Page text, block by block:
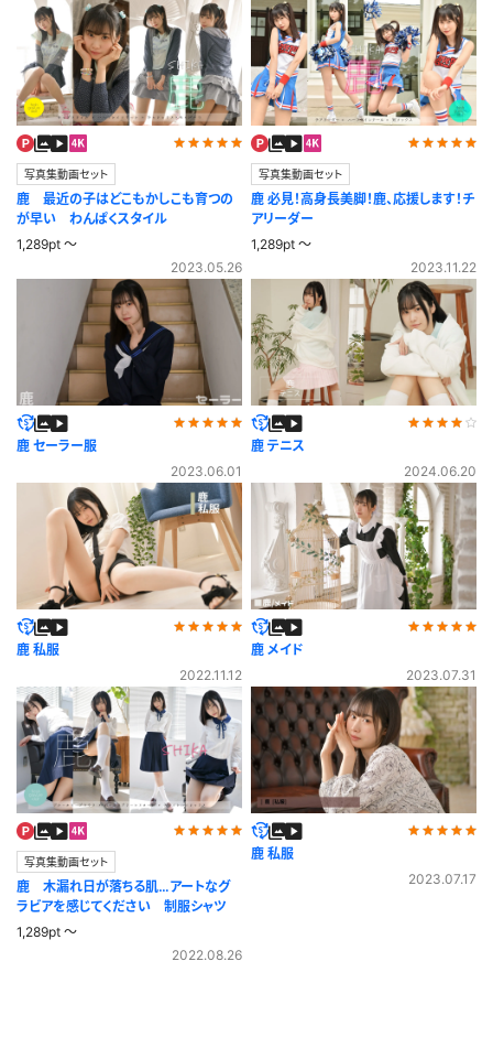
写真集動画セット
鹿 最近の子はどこもかしこも育つの
が早い わんぱくスタイル
1,289pt ～
2023.05.26
写真集動画セット
鹿 必見！高身長美脚！鹿、応援します！チ
アリーダー
1,289pt ～
2023.11.22
鹿 セーラー服
2023.06.01
鹿 テニス
2024.06.20
鹿 私服
2022.11.12
鹿 メイド
2023.07.31
写真集動画セット
鹿 木漏れ日が落ちる肌…アートなグ
ラビアを感じてください 制服シャツ
1,289pt ～
2022.08.26
鹿 私服
2023.07.17